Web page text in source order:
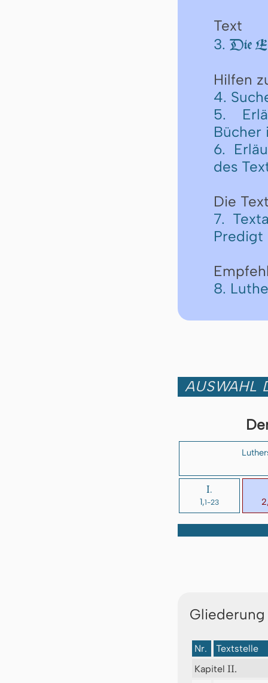
Text
3. Die
Hilfen
4.
5.
Bücher
6.
des
Die
7.
Predigt
8.
AUSWAHL
I.
1,1-23
Nr.
Textstelle
Kapitel II.